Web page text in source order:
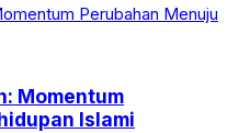
Momentum
Islami